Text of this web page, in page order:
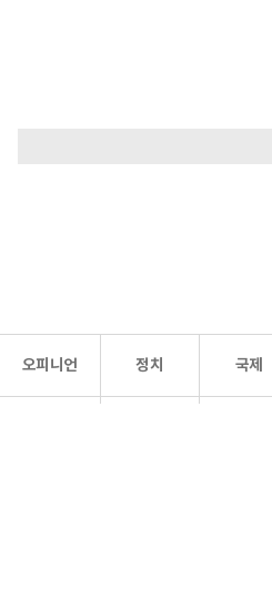
오피니언 정치 국제